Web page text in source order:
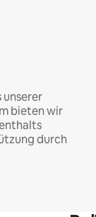
bieten wir
durch